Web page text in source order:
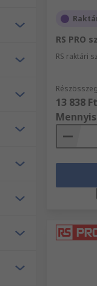
RS PRO
RS raktári
13 838 Ft